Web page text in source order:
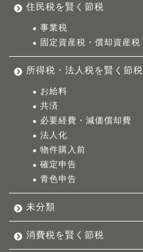
住民税を賢く節税
事業税
固定資産税・償却資産税
所得税・法人税を賢く節税
お給料
共済
必要経費・減価償却費
法人化
物件購入前
確定申告
青色申告
未分類
消費税を賢く節税